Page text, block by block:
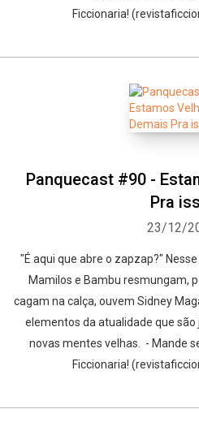
Ficcionaria!
Panquecast #90 -
Pra
23/12/
"É aqui que abre o zapzap?"
Mamilos e Bambu resmungam,
cagam na calça, ouvem Sidney
elementos da atualidade que
novas mentes velhas. - Mande
Ficcionaria!